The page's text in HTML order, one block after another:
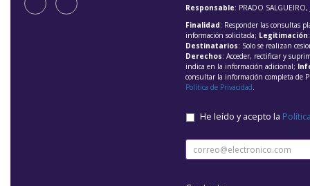
Responsable: PRADO SALGUEIRO,
Finalidad: Responder las consultas
información solicitada; Legitimación
Destinatarios: Solo se realizan
Derechos: Acceder, rectificar y
indica en la información adicional;
consultar la información completa de
Política de Privacidad.
He leído y acepto la